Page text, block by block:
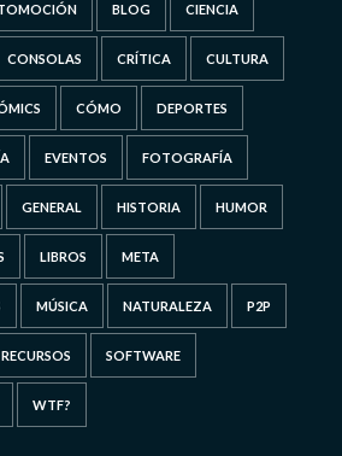
BLOG CIENCIA
CONSOLAS CRÍTICA CULTURA
CÓMO DEPORTES
EVENTOS FOTOGRAFÍA
GENERAL HISTORIA HUMOR
LIBROS META
MÚSICA NATURALEZA P2P
RECURSOS SOFTWARE
WTF?